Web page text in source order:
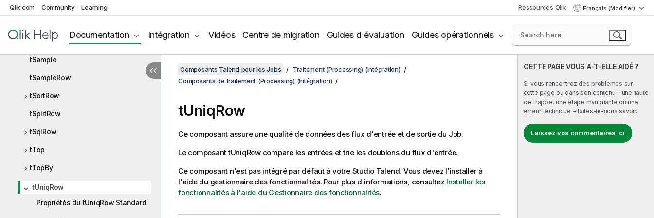
Qlik.com Community Learning Ressources Qlik Français (Modifier)
Documentation Intégration Vidéos Centre de migration Guides d'évaluation Guides opérationnels
tPartition (déprécié)
tReplicate
tSample
tSampleRow
tSortRow
tSplitRow
tSqlRow
tTop
tTopBy
tUniqRow
Propriétés du tUniqRow Standard
CETTE PAGE VOUS A-T-ELLE AIDÉ ?
Si vous rencontrez des problèmes sur
cette page ou dans son contenu – une faute
de frappe, une étape manquante ou une
erreur technique – faites-le-nous savoir.
Laissez vos commentaires ici
Composants Talend pour les Jobs
Traitement (Processing) (Intégration)
Composants de traitement (Processing) (Intégration)
tUniqRow
Ce composant assure une qualité de données des flux d'entrée et de sortie du Job.
Le composanttUniqRowcompare les entrées et trie les doublons du flux d'entrée.
Ce composant n'est pas intégré par défaut à votre Studio Talend. Vous devez l'installer à
l'aide du gestionnaire des fonctionnalités. Pour plus d'informations, consultez Installer les
fonctionnalités à l'aide du Gestionnaire des fonctionnalités.